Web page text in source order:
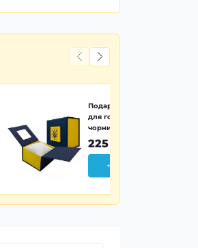
Подарункова картонна
для годинника синьо-жовта
чорним тризубом
225 грн
+ Додати